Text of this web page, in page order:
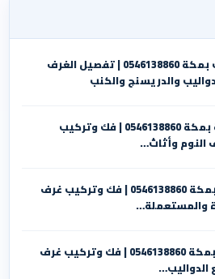
تفصيل أبواب بمكة 0546138860 | تفصيل الغرف
والدريسنج والكنب
نجار الشبيكة بمكة 0546138860⁩ | فك وتركيب
النوم وأثاث…
نجار الحمراء بمكة 0546138860⁩ | فك وتركيب غرف
والمستعملة…
نجار الفيحاء بمكة 0546138860⁩ | فك وتركيب غرف
الدواليب…